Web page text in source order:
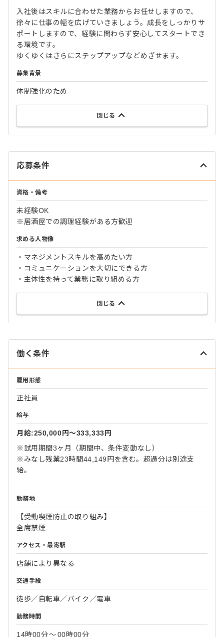
入社後はスキルに合わせた業務からお任せしますので、
徐々に仕事の幅を広げていきましょう。成長をしっかりサ
ポートしますので、経験に関わらず安心してスタートでき
る環境です。
ゆくゆくはさらにステップアップなどめざせます。
募集背景
体制強化のため
閉じる
応募条件
資格・備考
未経験OK
※居酒屋での調理経験がある方歓迎
求める人物像
・マネジメントスキルを高めたい方
・コミュニケーションを大切にできる方
・主体性を持って業務に取り組める方
閉じる
働く条件
雇用形態
正社員
給与
月給:250,000円〜333,333円
※試用期間3ヶ月（期間中、条件変動なし）
※みなし残業23時間44,149円を含む。超過分は別途支
給。
勤務地
【受動喫煙防止の取り組み】
全席禁煙
アクセス・最寄駅
店舗により異なる
交通手段
徒歩／自転車／バイク／電車
勤務時間
14時00分〜00時00分